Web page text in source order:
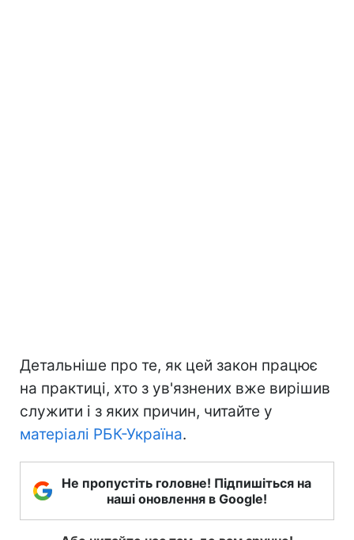
Детальніше про те, як цей закон працює
на практиці, хто з ув'язнених вже вирішив
служити і з яких причин, читайте у
матеріалі РБК-Україна.
Не пропустіть головне! Підпишіться на
наші оновлення в Google!